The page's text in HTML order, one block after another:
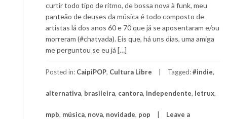
curtir todo tipo de ritmo, de bossa nova à funk, meu
panteão de deuses da música é todo composto de
artistas lá dos anos 60 e 70 que já se aposentaram e/ou
morreram (#chatyada). Eis que, há uns dias, uma amiga
me perguntou se eu já […]
Posted in: CaipiPOP, Cultura Libre Tagged:#indie,
alternativa, brasileira, cantora, independente, letrux,
mpb, música, nova, novidade, pop Leave a